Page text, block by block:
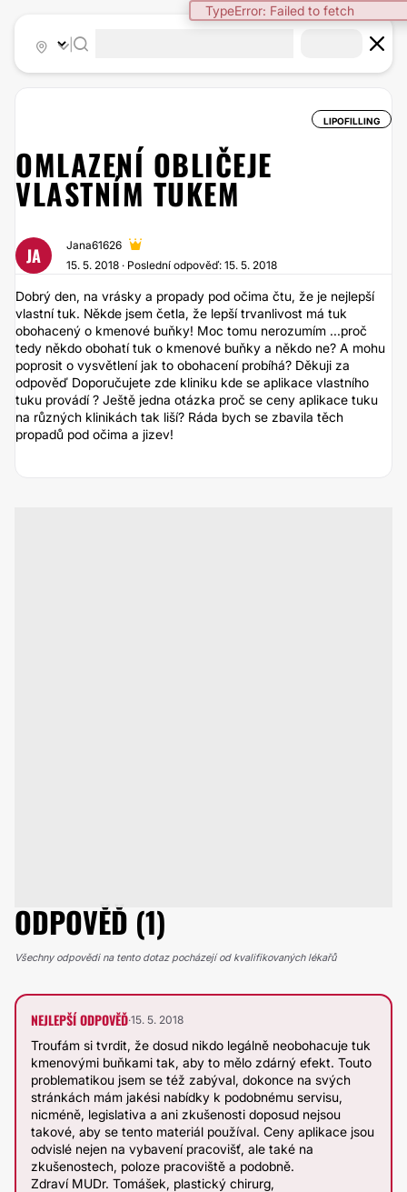
TypeError: Failed to fetch
LIPOFILLING
OMLAZENÍ OBLIČEJE
VLASTNÍM TUKEM
JA
Jana61626
15. 5. 2018 · Poslední odpověď: 15. 5. 2018
Dobrý den, na vrásky a propady pod očima čtu, že je nejlepší
vlastní tuk. Někde jsem četla, že lepší trvanlivost má tuk
obohacený o kmenové buňky! Moc tomu nerozumím ...proč
tedy někdo obohatí tuk o kmenové buňky a někdo ne? A mohu
poprosit o vysvětlení jak to obohacení probíhá? Děkuji za
odpověď Doporučujete zde kliniku kde se aplikace vlastního
tuku provádí ? Ještě jedna otázka proč se ceny aplikace tuku
na různých klinikách tak liší? Ráda bych se zbavila těch
propadů pod očima a jizev!
ODPOVĚĎ (1)
Všechny odpovědi na tento dotaz pocházejí od kvalifikovaných lékařů
NEJLEPŠÍ ODPOVĚĎ·15. 5. 2018
Troufám si tvrdit, že dosud nikdo legálně neobohacuje tuk
kmenovými buňkami tak, aby to mělo zdárný efekt. Touto
problematikou jsem se též zabýval, dokonce na svých
stránkách mám jakési nabídky k podobnému servisu,
nicméně, legislativa a ani zkušenosti doposud nejsou
takové, aby se tento materiál používal. Ceny aplikace jsou
odvislé nejen na vybavení pracovišť, ale také na
zkušenostech, poloze pracoviště a podobně.
Zdraví MUDr. Tomášek, plastický chirurg,